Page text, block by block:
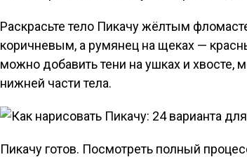
Раскрасьте тело Пикачу жёлтым
коричневым, а румянец на щеках —
можно добавить тени на ушках и хвосте,
нижней части тела.
Пикачу готов. Посмотреть полный